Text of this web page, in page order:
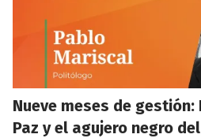
Nueve meses de gestión:
Paz y el agujero negro del